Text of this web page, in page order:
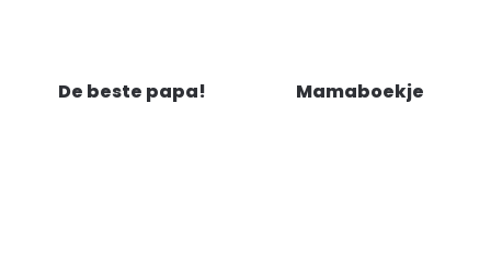
De beste papa! Mamaboekje